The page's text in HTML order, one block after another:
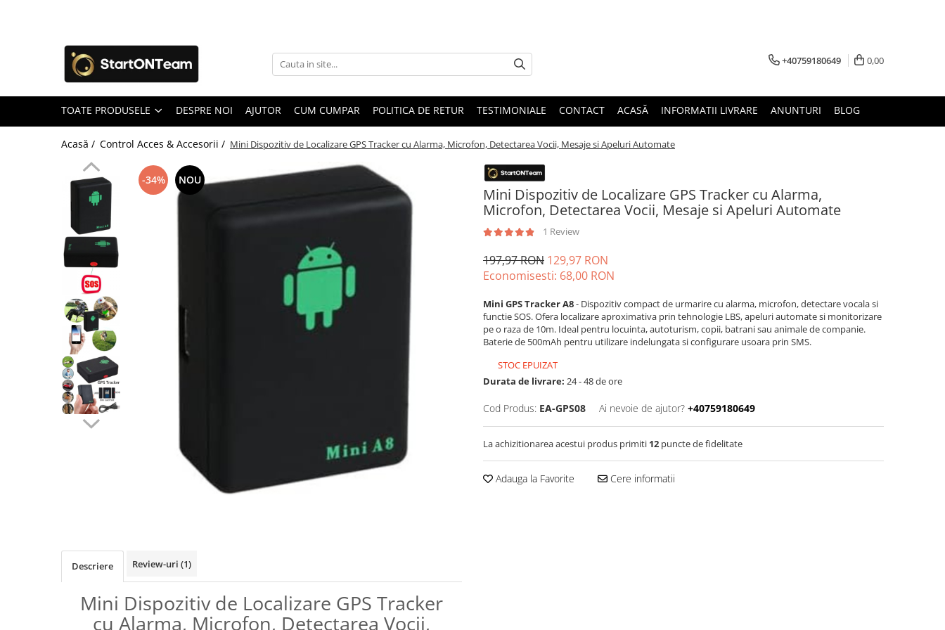
Toate Produsele
Autoaparare & Siguranta Personala
Spray de autoaparare
Articole Copii
Irigatoare Nazale
Pre Lingurite Diversificare
GPS Tracker
Camere de Supraveghere
Camera Vanatoare
Camere Auto
Camere Exterior
Camere Interior
Camere Spion
Control Acces & Accesorii
Interfoane Video
Zgarda Electrica
Binocluri Profesionale
+40759180649 0,00
TOATE PRODUSELE DESPRE NOI AJUTOR CUM CUMPAR POLITICA DE RETUR TESTIMONIALE CONTACT ACASĂ INFORMATII LIVRARE ANUNTURI BLOG
Acasă / Control Acces & Accesorii / Mini Dispozitiv de Localizare GPS Tracker cu Alarma, Microfon, Detectarea Vocii, Mesaje si Apeluri Automate
Mini Dispozitiv de Localizare GPS Tracker cu Alarma,
Microfon, Detectarea Vocii, Mesaje si Apeluri Automate
1 Review
-34% NOU
197,97 RON 129,97 RON
Economisesti: 68,00 RON
Mini GPS Tracker A8- Dispozitiv compact de urmarire cu alarma, microfon, detectare vocala si
functie SOS. Ofera localizare aproximativa prin tehnologie LBS, apeluri automate si monitorizare
pe o raza de 10m. Ideal pentru locuinta, autoturism, copii, batrani sau animale de companie.
Baterie de 500mAh pentru utilizare indelungata si configurare usoara prin SMS.
STOC EPUIZAT
Durata de livrare: 24 - 48 de ore
Cod Produs: EA-GPS08 Ai nevoie de ajutor? +40759180649
La achizitionarea acestui produs primiti 12 puncte de fidelitate
Adauga la Favorite Cere informatii
Descriere Review-uri (1)
Mini Dispozitiv de Localizare GPS Tracker
cu Alarma, Microfon, Detectarea Vocii,